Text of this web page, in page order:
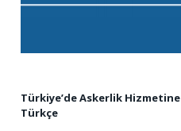
Türkiye’de Askerlik Hizmetine
Türkçe